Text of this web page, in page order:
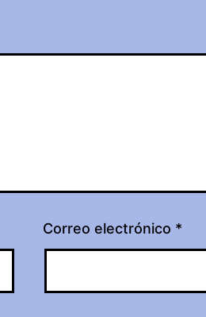
Correo electrónico *